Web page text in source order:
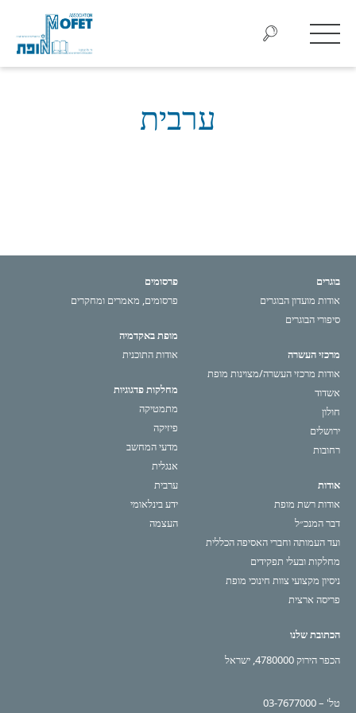
ערבית
פרסומים
פרסומים, מאמרים ומחקרים
בוגרים
אודות מועדון הבוגרים
סיפורי הבוגרים
מופת באקדמיה
אודות התוכנית
מרכזי העשרה
אודות מרכזי העשרה/מצוינות מופת
אשדוד
חולון
ירושלים
רחובות
מחלקות פדגוגיות
מתמטיקה
פיזיקה
מדעי המחשב
אנגלית
ערבית
ידע בינלאומי
העצמה
אודות
אודות רשת מופת
דבר המנכ״ל
ועד העמותה וחברי האסיפה הכללית
מחלקות ובעלי תפקידים
ניסיון מקצועי צוות חינוכי מופת
פריסה ארצית
הכתובת שלנו
הכפר הירוק 4780000, ישראל
טל' – 03-7677000